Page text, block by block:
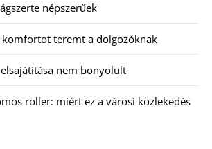
népszerűek
komfortot teremt a dolgozóknak
nem bonyolult
roller: miért ez a városi közlekedés